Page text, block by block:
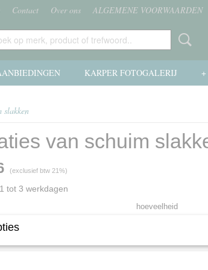
Contact Over ons ALGEMENE VOORWAARDEN
KARPER FOTOGALERIJ +
slakken
van schuim
(exclusief btw 21%)
tot 3 werkdagen
hoeveelheid